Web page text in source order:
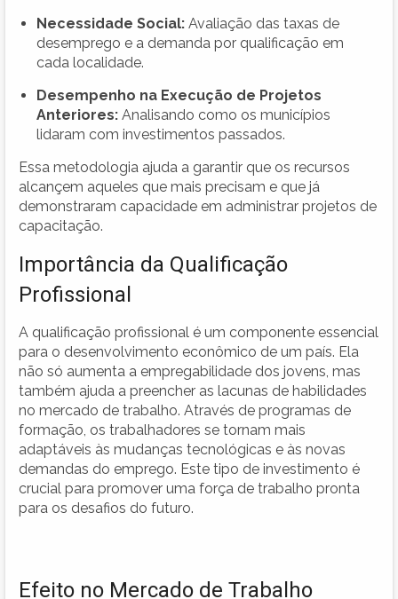
Necessidade Social: Avaliação das taxas de
desemprego e a demanda por qualificação em
cada localidade.
Desempenho na Execução de Projetos
Anteriores: Analisando como os municípios
lidaram com investimentos passados.
Essa metodologia ajuda a garantir que os recursos
alcançem aqueles que mais precisam e que já
demonstraram capacidade em administrar projetos de
capacitação.
Importância da Qualificação
Profissional
A qualificação profissional é um componente essencial
para o desenvolvimento econômico de um país. Ela
não só aumenta a empregabilidade dos jovens, mas
também ajuda a preencher as lacunas de habilidades
no mercado de trabalho. Através de programas de
formação, os trabalhadores se tornam mais
adaptáveis às mudanças tecnológicas e às novas
demandas do emprego. Este tipo de investimento é
crucial para promover uma força de trabalho pronta
para os desafios do futuro.
Efeito no Mercado de Trabalho